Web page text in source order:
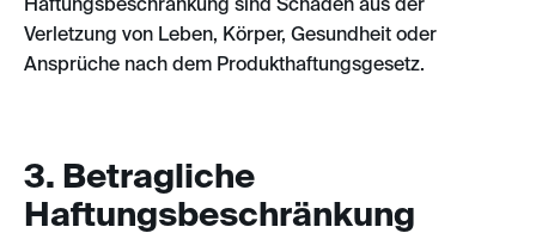
Verletzung von Leben, Körper, Gesundheit oder
Ansprüche nach dem Produkthaftungsgesetz.
3. Betragliche
Haftungsbeschränkung